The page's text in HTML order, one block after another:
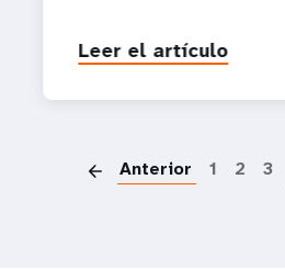
Leer el artículo
Anterior 1 2 3